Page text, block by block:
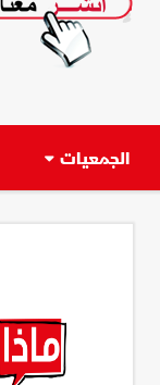
الجمعيات